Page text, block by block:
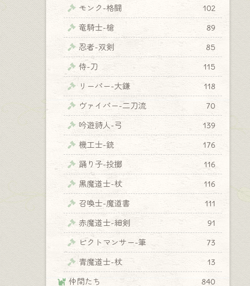
モンク-格闘
102
竜騎士-槍
89
忍者-双剣
85
侍-刀
115
リーパー-大鎌
118
ヴァイパー-二刀流
70
吟遊詩人-弓
139
機工士-銃
176
踊り子-投擲
116
黒魔道士-杖
116
召喚士-魔道書
111
赤魔道士-細剣
91
ピクトマンサー-筆
73
青魔道士-杖
13
仲間たち
840